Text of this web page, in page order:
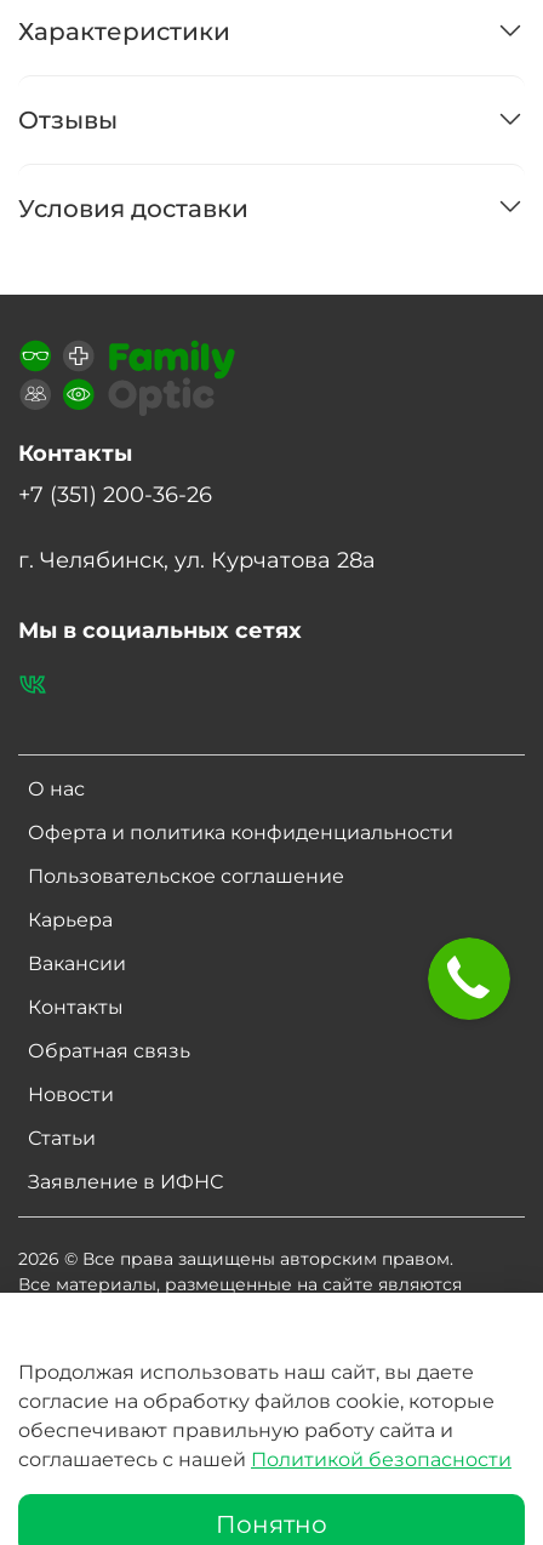
В корзину
Характеристики
Отзывы
Условия доставки
О нас
Оферта и политика конфиденциальности
Пользовательское соглашение
Карьера
Вакансии
Контакты
Обратная связь
Новости
Статьи
Заявление в ИФНС
Контакты
+7 (351) 200-36-26
г. Челябинск, ул. Курчатова 28а
Мы в социальных сетях
2026 © Все права защищены авторским правом.
Все материалы, размещенные на сайте являются
владельцев сайта есть соглашение о размещении
материалов. Копирование любой информации может
повлечь за собой судебное разбирательство.
Продолжая использовать наш сайт, вы даете
согласие на обработку файлов cookie, которые
обеспечивают правильную работу сайта и
соглашаетесь с нашей Политикой безопасности
Понятно